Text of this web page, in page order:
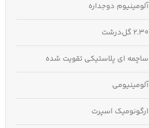
آلومینیوم دوجداره
2.30 گل‌درشت
ساچمه ای پلاستیکی تقویت‌ شده
آلومینیومی
ارگونومیک اسپرت